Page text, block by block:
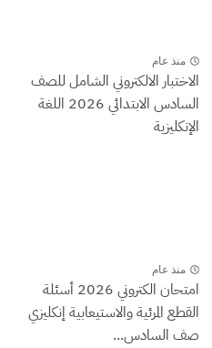
منذ عام
الاختبار الالكتروني الشامل للصف
السادس الابتدائي 2026 اللغة
الإنكليزية
منذ عام
امتحان الكتروني 2026 أسئلة
القطع المرئية والاستيعابية إنكليزي
صف السادس...